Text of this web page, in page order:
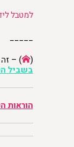
למטבל
_____
(
) –
בשביל
הוראות